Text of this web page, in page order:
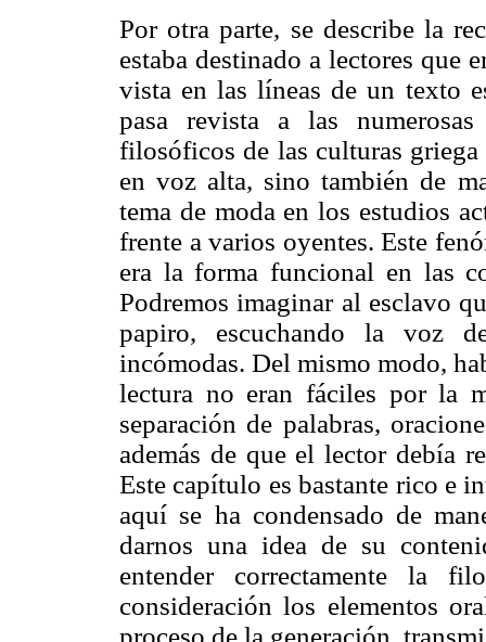
Por otra parte, se describe la
estaba destinado a lectores que
vista en las líneas de un texto
pasa revista a las
filosóficos de las culturas
en voz alta, sino también de
tema de moda en los estudios
frente a varios oyentes. Este
era la forma funcional en las
Podremos imaginar al esclavo
papiro, escuchando la voz
incómodas. Del mismo modo,
lectura no eran fáciles por la
separación de palabras,
además de que el lector debía
Este capítulo es bastante rico e
aquí se ha condensado de
darnos una idea de su
entender correctamente la
consideración los elementos
proceso de la generación,